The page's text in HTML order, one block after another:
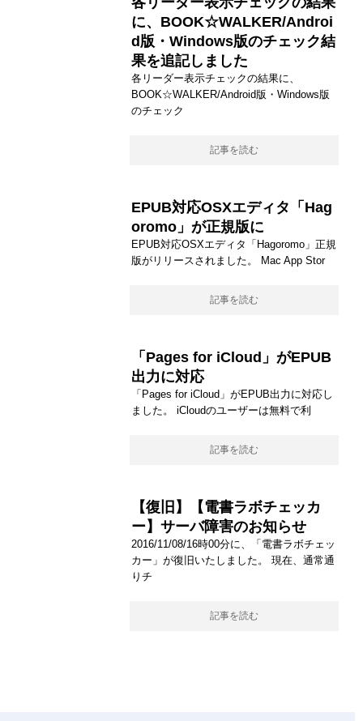
に、BOOK☆WALKER/Androi
d版・Windows版のチェック結
果を追記しました
各リーダー表示チェックの結果に、
BOOK☆WALKER/Android版・Windows版
のチェック
記事を読む
EPUB対応OSXエディタ「Hag
oromo」が正規版に
EPUB対応OSXエディタ「Hagoromo」正規
版がリリースされました。 Mac App Stor
記事を読む
「Pages for iCloud」がEPUB
出力に対応
「Pages for iCloud」がEPUB出力に対応し
ました。 iCloudのユーザーは無料で利
記事を読む
【復旧】【電書ラボチェッカ
ー】サーバ障害のお知らせ
2016/11/08/16時00分に、「電書ラボチェッ
カー」が復旧いたしました。 現在、通常通
りチ
記事を読む